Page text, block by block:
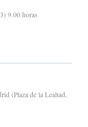
9.00 horas
(Plaza de la Lealtad,